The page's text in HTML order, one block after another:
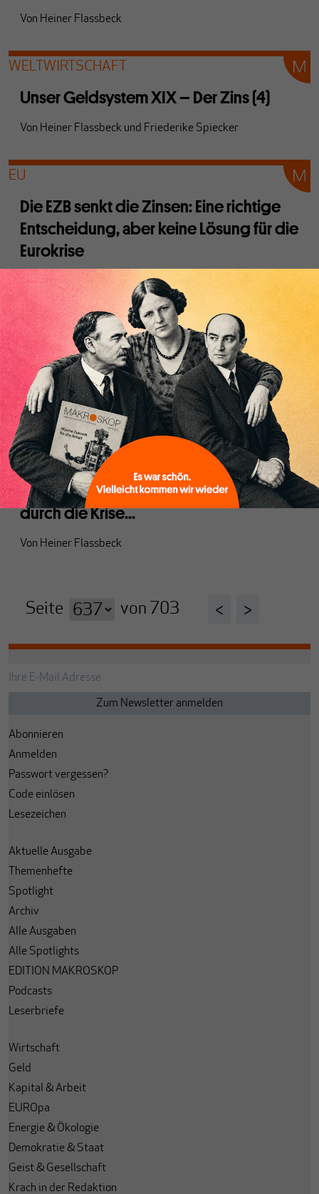
Von Heiner Flassbeck
WELTWIRTSCHAFT
Unser Geldsystem XIX – Der Zins (4)
Von Heiner Flassbeck und Friederike Spiecker
EU
Die EZB senkt die Zinsen: Eine richtige
Entscheidung, aber keine Lösung für die
Eurokrise
VonHeiner Flassbeck
ARCHIV
"Gegen sinkende Löhne funktioniert
das nicht"
VonHeiner Flassbeck
EU
Angela Merkel: Als Schlafwandlerin
durch die Krise...
Von Heiner Flassbeck
Seite von 703 < >
Abonnieren
Anmelden
Passwort vergessen?
Code einlösen
Lesezeichen
Aktuelle Ausgabe
Themenhefte
Spotlight
Archiv
Alle Ausgaben
Alle Spotlights
EDITION MAKROSKOP
Podcasts
Leserbriefe
Wirtschaft
Geld
Kapital & Arbeit
EUROpa
Energie & Ökologie
Demokratie & Staat
Geist & Gesellschaft
Krach in der Redaktion